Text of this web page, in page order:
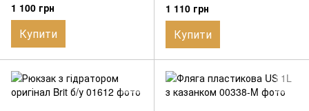
1 100 грн
Купити
1 110 грн
Купити